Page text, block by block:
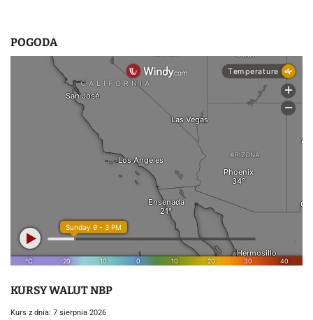
POGODA
KURSY WALUT NBP
Kurs z dnia: 7 sierpnia 2026